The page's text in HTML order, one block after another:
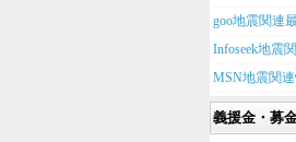
goo地震関連
Infoseek地震
MSN地震関
義援金・募